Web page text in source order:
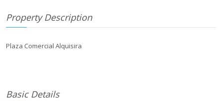
Property Description
Plaza Comercial Alquisira
Basic Details